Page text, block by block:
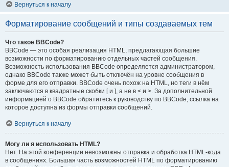
Вернуться к началу
Форматирование сообщений и типы создаваемых тем
Что такое BBCode?
BBCode — это особая реализация HTML, предлагающая большие
возможности по форматированию отдельных частей сообщения.
Возможность использования BBCode определяется администратором,
однако BBCode также может быть отключён на уровне сообщения в
форме для его отправки. BBCode очень похож на HTML, но теги в нём
заключаются в квадратные скобки [ и ], а не в < и >. За дополнительной
информацией о BBCode обратитесь к руководству по BBCode, ссылка на
которое доступна из формы отправки сообщений.
Вернуться к началу
Могу ли я использовать HTML?
Нет. На этой конференции невозможны отправка и обработка HTML-кода
в сообщениях. Большая часть возможностей HTML по форматированию